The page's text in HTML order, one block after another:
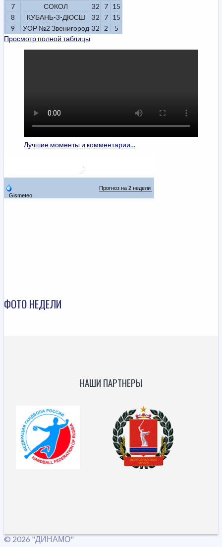
7
СОКОЛ 32 7 15
8
КУБАНЬ-3-ДЮСШ 32 7 15
9
УОР №2 Звенигород 32 2
5
Просмотр полной таблицы
Лучшие моменты и комментарии…
ФОТО НЕДЕЛИ
НАШИ ПАРТНЕРЫ
© 2026 "ДИНАМО"